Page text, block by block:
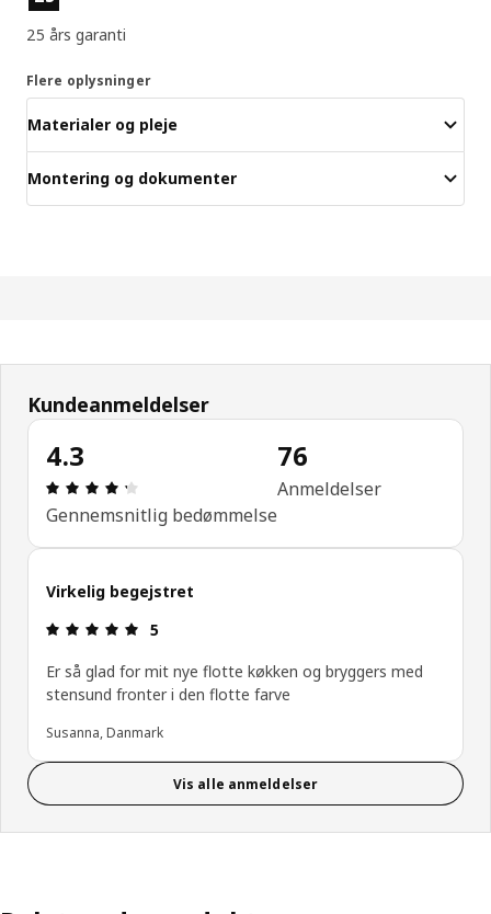
25 års garanti
Flere oplysninger
Materialer og pleje
Montering og dokumenter
Kundeanmeldelser
4.3
Anmeldelse: 4.3 Ud af 5 Stjerner. Anmeldelser i
Gennemsnitlig bedømmelse
76
Anmeldelser
Virkelig begejstret
Anmeldelse: 5 Ud af 5 Stjerner.
5
Er så glad for mit nye flotte køkken og bryggers med
stensund fronter i den flotte farve
Susanna, Danmark
Vis alle anmeldelser